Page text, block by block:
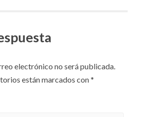
electrónico no será publicada.
están marcados con*